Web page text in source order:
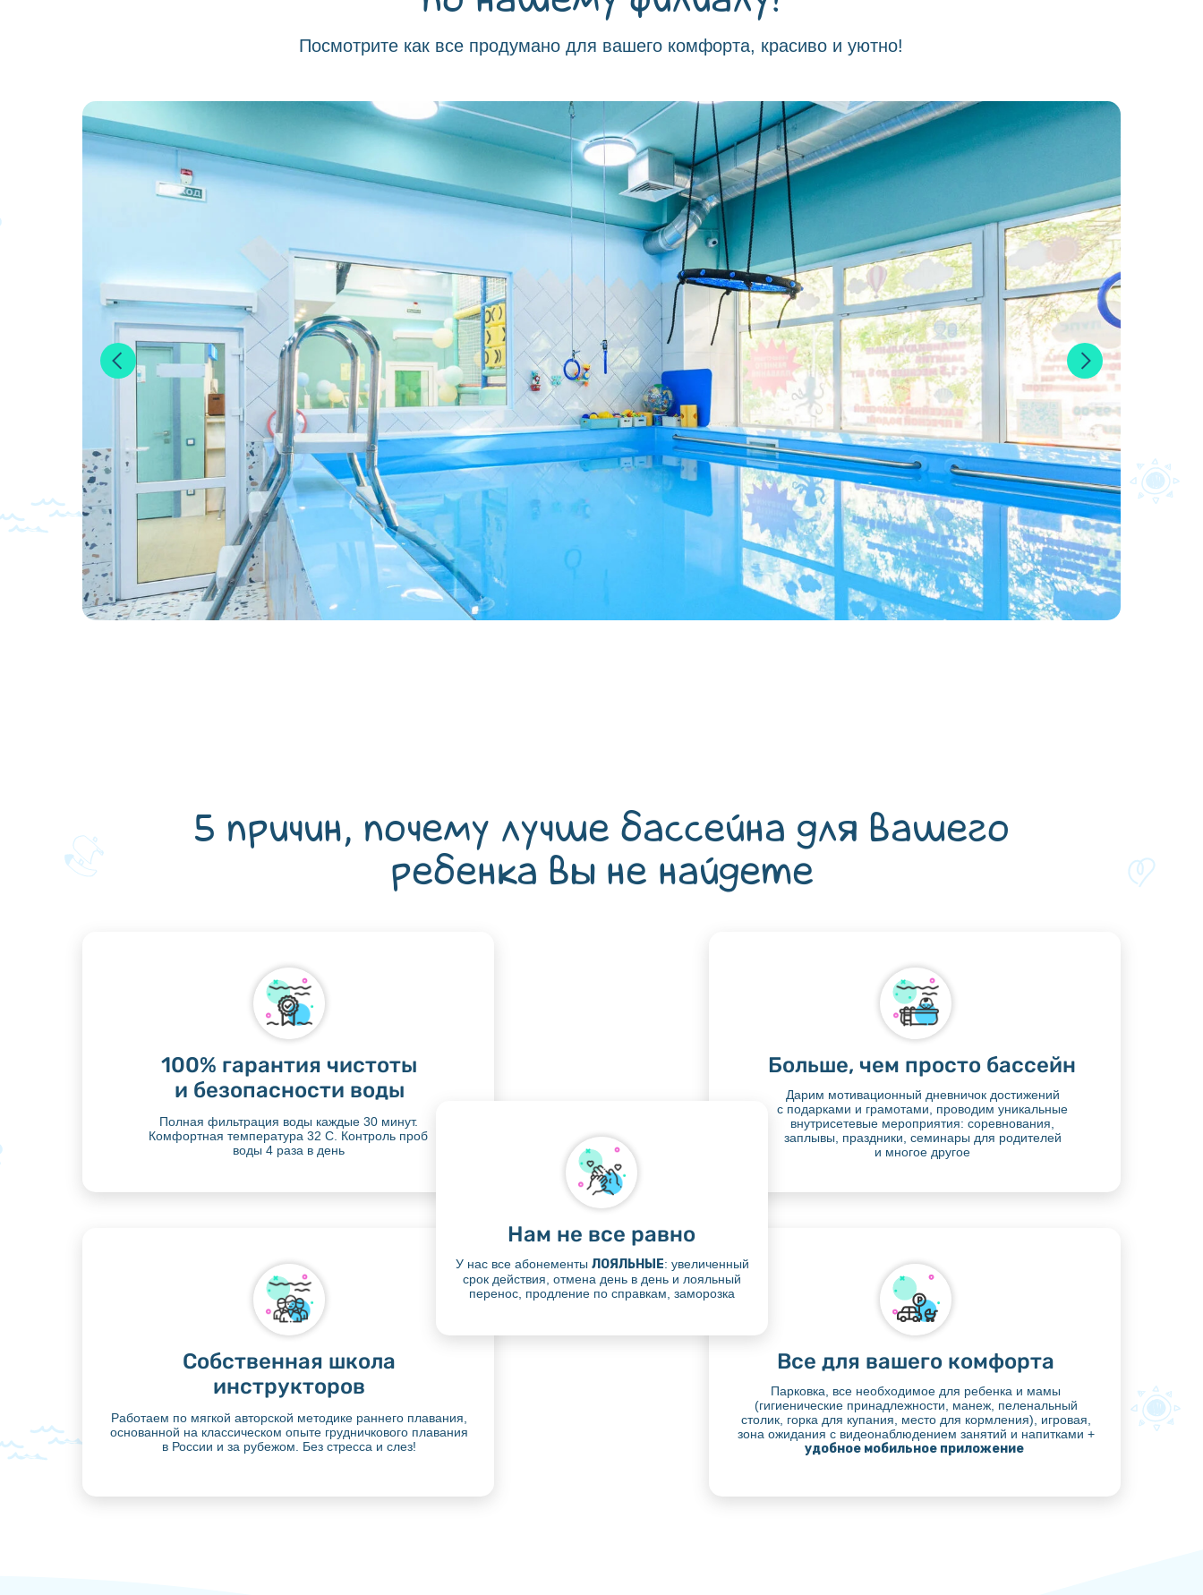
Посмотрите как все продумано для вашего комфорта, красиво и уютно!
Все для вашего комфорта
Парковка, все необходимое для ребенка и мамы
(гигиенические принадлежности, манеж, пеленальный
столик, горка для купания, место для кормления), игровая,
зона ожидания с видеонаблюдением занятий и напитками +
удобное мобильное приложение
Больше, чем просто бассейн
Дарим мотивационный дневничок достижений
с подарками и грамотами, проводим уникальные
внутрисетевые мероприятия: соревнования,
заплывы, праздники, семинары для родителей
и многое другое
Собственная школа
инструкторов
Работаем по мягкой авторской методике раннего плавания,
основанной на классическом опыте грудничкового плавания
в России и за рубежом. Без стресса и слез!
100% гарантия чистоты
и безопасности воды
Полная фильтрация воды каждые 30 минут.
Комфортная температура 32 С. Контроль проб
воды 4 раза в день
5 причин, почему лучше бассейна для вашего
ребенка вы не найдете
Нам не все равно
У нас все абонементы ЛОЯЛЬНЫЕ: увеличенный
срок действия, отмена день в день и лояльный
перенос, продление по справкам, заморозка